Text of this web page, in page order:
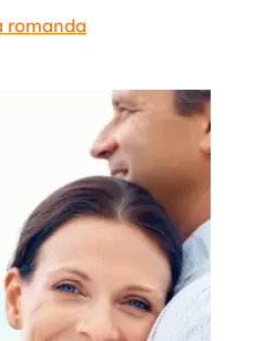
romanda